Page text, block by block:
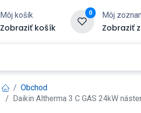
Môj košík
Zobraziť košík
0 Môj
Zobraziť
Obchod
Daikin Altherma 3 C GAS 24kW